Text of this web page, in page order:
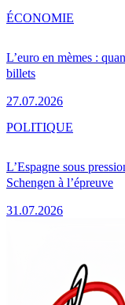
L’euro en mèmes :
billets
27.07.2026
ÉCONOMIE
L’Espagne sous
Schengen à l’épreuve
31.07.2026
POLITIQUE